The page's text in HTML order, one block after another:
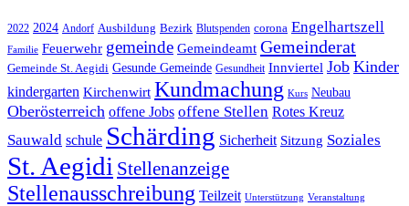
2022 2024 Andorf Ausbildung Bezirk Blutspenden corona Engelhartszell
Familie Feuerwehr gemeinde Gemeindeamt Gemeinderat
Gemeinde St. Aegidi Gesunde Gemeinde Gesundheit Innviertel Job Kinder
kindergarten Kirchenwirt Kundmachung Kurs Neubau
Oberösterreich offene Jobs offene Stellen Rotes Kreuz
Sauwald schule Schärding Sicherheit Sitzung Soziales
St. Aegidi Stellenanzeige
Stellenausschreibung Teilzeit Unterstützung Veranstaltung